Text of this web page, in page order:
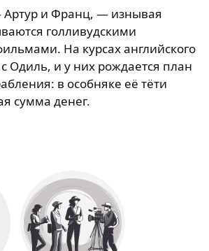
и Франц, — изнывая
голливудскими
На курсах английского
Одиль, и у них рождается план
в особняке её тёти
сумма денег.